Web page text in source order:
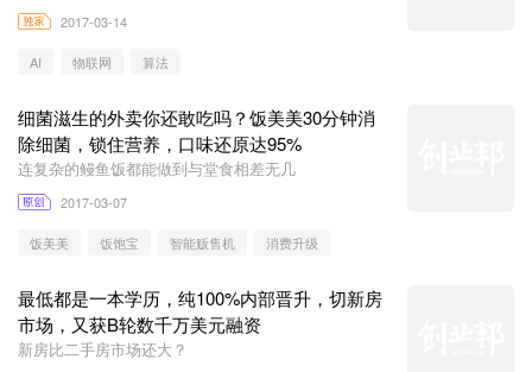
2017-03-14
AI 物联网 算法
细菌滋生的外卖你还敢吃吗？饭美美30分钟消
除细菌，锁住营养，口味还原达95%
连复杂的鳗鱼饭都能做到与堂食相差无几
2017-03-07
饭美美 饭饱宝 智能贩售机 消费升级
最低都是一本学历，纯100%内部晋升，切新房
市场，又获B轮数千万美元融资
新房比二手房市场还大？